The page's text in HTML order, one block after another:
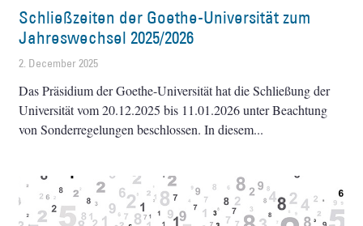
Schließzeiten der Goethe-Universität zum
Jahreswechsel 2025/2026
2. December 2025
Das Präsidium der Goethe-Universität hat die Schließung der
Universität vom 20.12.2025 bis 11.01.2026 unter Beachtung
von Sonderregelungen beschlossen. In diesem